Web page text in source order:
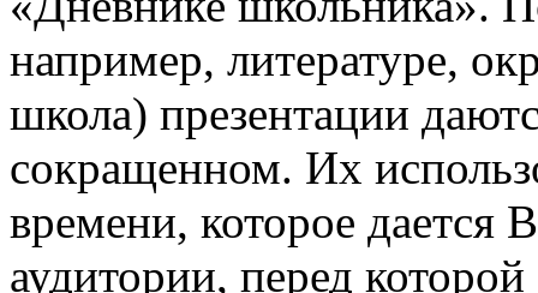
например, литературе,
школа) презентации
сокращенном. Их
времени, которое дается
аудитории, перед